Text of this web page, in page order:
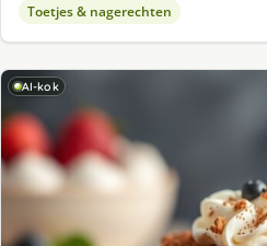
Toetjes & nagerechten
AI-kok